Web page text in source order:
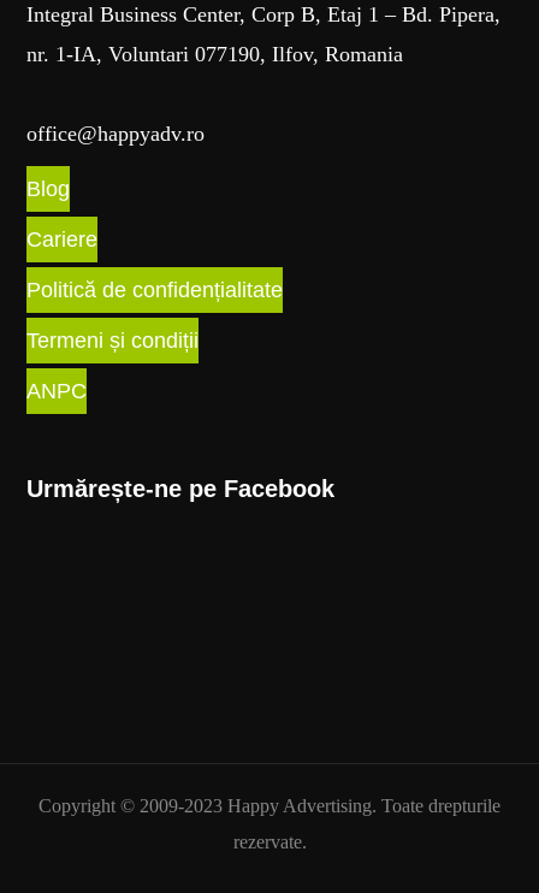
Integral Business Center, Corp B, Etaj 1 – Bd. Pipera,
nr. 1-IA, Voluntari 077190, Ilfov, Romania
office@happyadv.ro
Blog
Cariere
Politică de confidențialitate
Termeni și condiții
ANPC
Urmărește-ne pe Facebook
Copyright © 2009-2023 Happy Advertising. Toate drepturile
rezervate.